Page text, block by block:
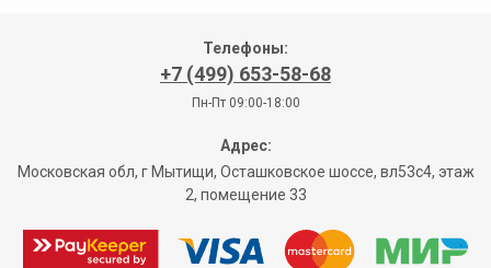
Телефоны:
+7 (499) 653-58-68
Пн-Пт 09:00-18:00
Адрес:
Московская обл, г Мытищи, Осташковское шоссе, вл53с4, этаж
2, помещение 33